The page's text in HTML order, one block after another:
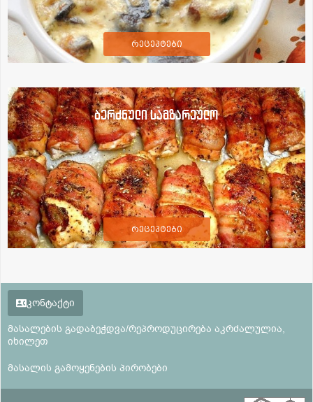
რეცეპტები
ბერძნული სამზარეულო
რეცეპტები
კონტაქტი
მასალების გადაბეჭდვა/რეპროდუცირება აკრძალულია,
იხილეთ
მასალის გამოყენების პირობები